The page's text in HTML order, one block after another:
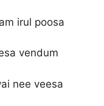
irul poosa
vendum
nee veesa